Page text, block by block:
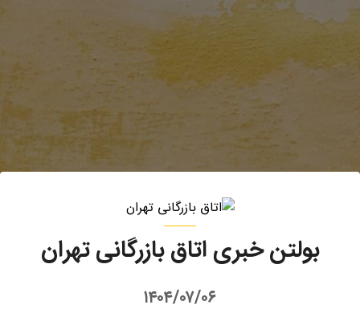
بولتن خبری اتاق بازرگانی تهران
۱۴۰۴/۰۷/۰۶